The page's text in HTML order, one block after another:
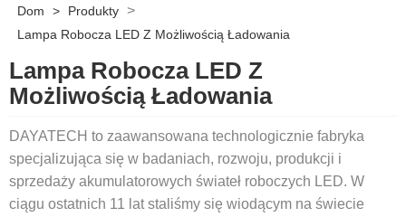
Dom > Produkty >
Lampa Robocza LED Z Możliwością Ładowania
Lampa Robocza LED Z
Możliwością Ładowania
DAYATECH to zaawansowana technologicznie fabryka
specjalizująca się w badaniach, rozwoju, produkcji i
sprzedaży akumulatorowych świateł roboczych LED. W
ciągu ostatnich 11 lat staliśmy się wiodącym na świecie